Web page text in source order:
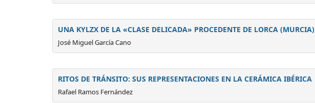
UNA KYLZX DE LA «CLASE DELICADA» PROCEDENTE DE LORCA (MURCIA)
José Miguel García Cano
RITOS DE TRÁNSITO: SUS REPRESENTACIONES EN LA CERÁMICA IBÉRICA
Rafael Ramos Fernández